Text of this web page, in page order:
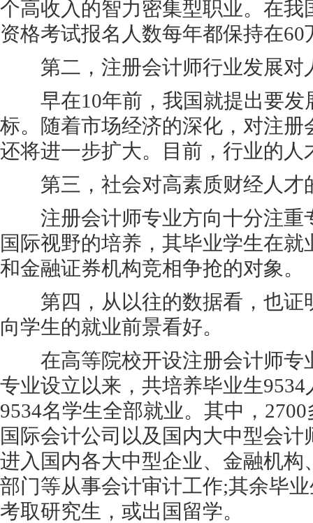
个高收入的智力密集型职业。在我
资格考试报名人数每年都保持在60
第二，注册会计师行业发展对
早在10年前，我国就提出要发
标。随着市场经济的深化，对注册
还将进一步扩大。目前，行业的人
第三，社会对高素质财经人才
注册会计师专业方向十分注重
国际视野的培养，其毕业学生在
和金融证券机构竞相争抢的对象。
第四，从以往的数据看，也证
向学生的就业前景看好。
在高等院校开设注册会计师专
专业设立以来，共培养毕业生
9534名学生全部就业。其中，
国际会计公司以及国内大中型会计
进入国内各大中型企业、金融机构
部门等从事会计审计工作;其余毕
考取研究生，或出国留学。